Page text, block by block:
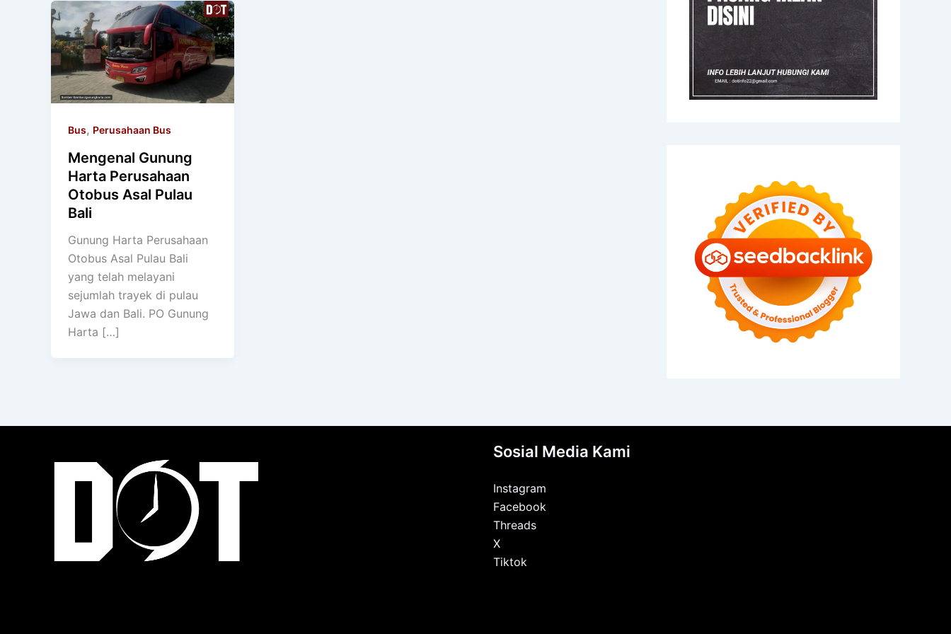
Bus, Perusahaan Bus
Mengenal Gunung
Harta Perusahaan
Otobus Asal Pulau
Bali
Gunung Harta Perusahaan
Otobus Asal Pulau Bali
yang telah melayani
sejumlah trayek di pulau
Jawa dan Bali. PO Gunung
Harta […]
Sosial Media Kami
Instagram
Facebook
Threads
X
Tiktok